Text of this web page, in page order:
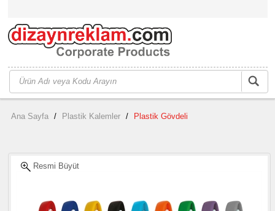
Ana Sayfa / Plastik Kalemler / Plastik Gövdeli
Resmi Büyüt